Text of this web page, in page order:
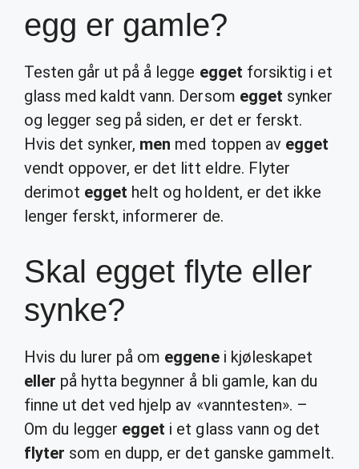
egg er gamle?
Testen går ut på å legge egget forsiktig i et
glass med kaldt vann. Dersom egget synker
og legger seg på siden, er det er ferskt.
Hvis det synker, men med toppen av egget
vendt oppover, er det litt eldre. Flyter
derimot egget helt og holdent, er det ikke
lenger ferskt, informerer de.
Skal egget flyte eller
synke?
Hvis du lurer på om eggenei kjøleskapet
eller på hytta begynner å bli gamle, kan du
finne ut det ved hjelp av «vanntesten». –
Om du legger egget i et glass vann og det
flyter som en dupp, er det ganske gammelt.